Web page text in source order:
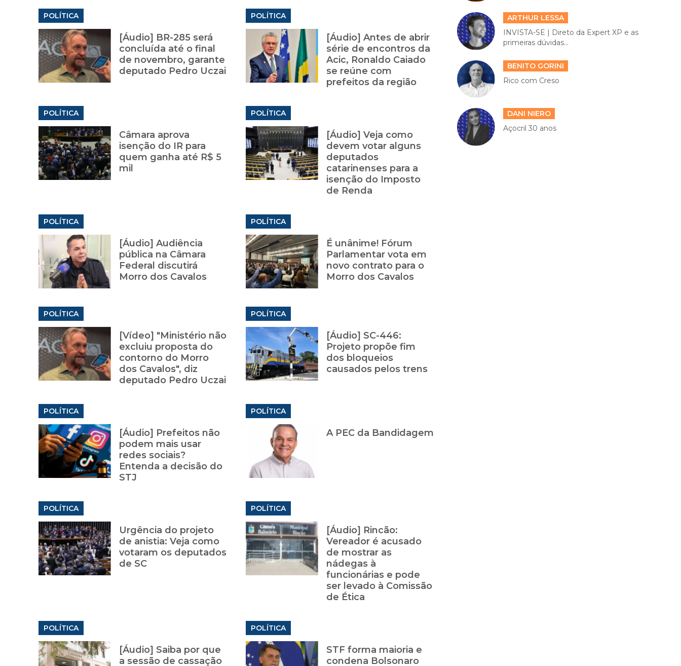
POLÍTICA
[Áudio] BR-285 será
concluída até o final
de novembro, garante
deputado Pedro Uczai
POLÍTICA
[Áudio] Antes de abrir
série de encontros da
Acic, Ronaldo Caiado
se reúne com
prefeitos da região
POLÍTICA
Câmara aprova
isenção do IR para
quem ganha até R$ 5
mil
POLÍTICA
[Áudio] Veja como
devem votar alguns
deputados
catarinenses para a
isenção do Imposto
de Renda
POLÍTICA
[Áudio] Audiência
pública na Câmara
Federal discutirá
Morro dos Cavalos
POLÍTICA
É unânime! Fórum
Parlamentar vota em
novo contrato para o
Morro dos Cavalos
POLÍTICA
[Vídeo] "Ministério não
excluiu proposta do
contorno do Morro
dos Cavalos", diz
deputado Pedro Uczai
POLÍTICA
[Áudio] SC-446:
Projeto propõe fim
dos bloqueios
causados pelos trens
POLÍTICA
[Áudio] Prefeitos não
podem mais usar
redes sociais?
Entenda a decisão do
STJ
POLÍTICA
A PEC da Bandidagem
POLÍTICA
Urgência do projeto
de anistia: Veja como
votaram os deputados
de SC
POLÍTICA
[Áudio] Rincão:
Vereador é acusado
de mostrar as
nádegas à
funcionárias e pode
ser levado à Comissão
de Ética
POLÍTICA
[Áudio] Saiba por que
a sessão de cassação
POLÍTICA
STF forma maioria e
condena Bolsonaro
ARTHUR LESSA
INVISTA-SE | Direto da Expert XP e as
primeiras dúvidas...
BENITO GORINI
Rico com Creso
DANI NIERO
Açocril 30 anos